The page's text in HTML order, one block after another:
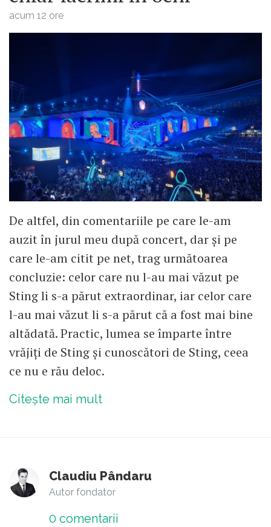
acum 12 ore
De altfel, din comentariile pe care le-am
auzit în jurul meu după concert, dar și pe
care le-am citit pe net, trag următoarea
concluzie: celor care nu l-au mai văzut pe
Sting li s-a părut extraordinar, iar celor care
l-au mai văzut li s-a părut că a fost mai bine
altădată. Practic, lumea se împarte între
vrăjiți de Sting și cunoscători de Sting, ceea
ce nu e rău deloc.
Citește mai mult
Claudiu Pândaru
Autor fondator
0 comentarii